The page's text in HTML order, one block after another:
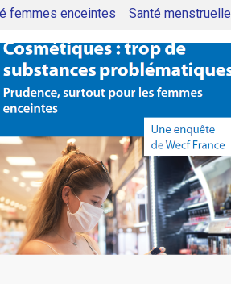
femmes enceintes Santé menstruelle